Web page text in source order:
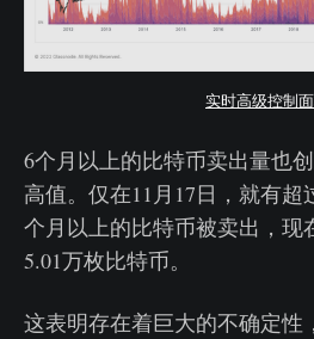
实时高级控制
6个月以上的比特币卖出量也
高值。仅在11月17日，就有超
个月以上的比特币被卖出，现
5.01万枚比特币。
这表明存在着巨大的不确定性